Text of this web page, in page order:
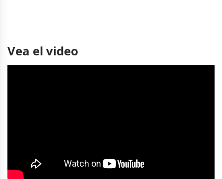
Vea el video